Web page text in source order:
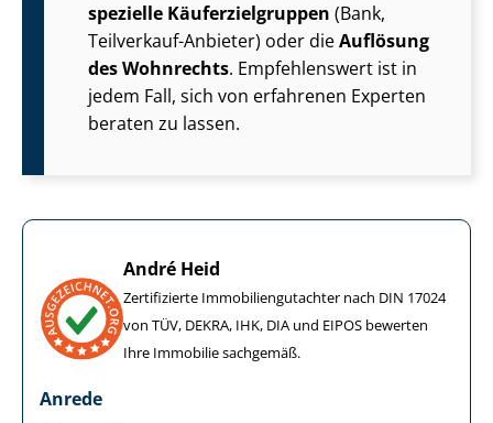
spezielle Käu­fer­ziel­grup­pen (Bank,
Teilverkauf-Anbieter) oder dieAuflösung
des Wohnrechts. Empfehlenswert ist in
jedem Fall, sich von erfahrenen Experten
beraten zu lassen.
André Heid
Zertifizierte Im­mo­bi­li­en­gut­ach­ter nach DIN 17024
von TÜV, DEKRA, IHK, DIA und EIPOS bewerten
Ihre Immobilie sachgemäß.
Anrede